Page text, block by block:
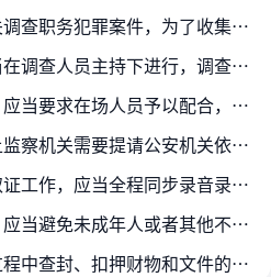
第一百一十二条 监察机关调查职务犯罪案件，为了收集犯罪证据、查获被调查人，按规定报批后，可以依法对被调查人以及可能隐藏被调查人或者犯罪证据的人的身体、物品、住处、工作地点和其他…
第一百一十三条 搜查应当在调查人员主持下进行，调查人员不得少于二人。搜查女性的身体，由女性工作人员进行。
第一百一十四条 搜查时，应当要求在场人员予以配合，不得进行阻碍。对以暴力、威胁等方法阻碍搜查的，应当依法制止。对阻碍搜查构成违法犯罪的，依法追究法律责任。
第一百一十五条 县级以上监察机关需要提请公安机关依法协助采取搜查措施的，应当按规定报批，请同级公安机关予以协助。提请协助时，应当出具《提请协助采取搜查措施函》，列明提请协助的具…
第一百一十六条 对搜查取证工作，应当全程同步录音录像。
第一百一十七条 搜查时，应当避免未成年人或者其他不适宜在搜查现场的人在场。
第一百一十八条 在搜查过程中查封、扣押财物和文件的，按照查封、扣押的有关规定办理。